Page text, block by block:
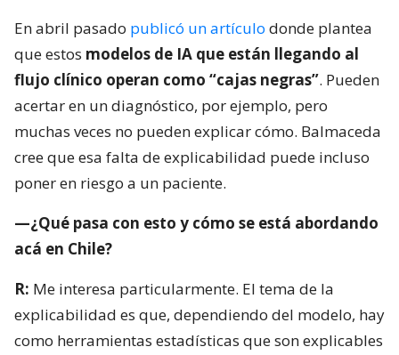
En abril pasado publicó un artículo donde plantea
que estos modelos de IA que están llegando al
flujo clínico operan como “cajas negras”. Pueden
acertar en un diagnóstico, por ejemplo, pero
muchas veces no pueden explicar cómo. Balmaceda
cree que esa falta de explicabilidad puede incluso
poner en riesgo a un paciente.
—¿Qué pasa con esto y cómo se está abordando
acá en Chile?
R: Me interesa particularmente. El tema de la
explicabilidad es que, dependiendo del modelo, hay
como herramientas estadísticas que son explicables